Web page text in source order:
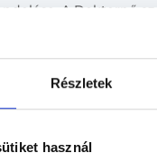
Részletek
használ
A Doktornő
végzi
általános orvosi
szerinti szakorvosi
és azt közvetlenül felügyeli